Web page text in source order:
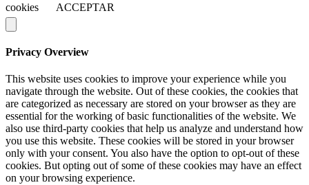
cookies
ACCEPTAR
Privacy Overview
This website uses cookies to improve your experience while you
navigate through the website. Out of these cookies, the cookies that
are categorized as necessary are stored on your browser as they are
essential for the working of basic functionalities of the website. We
also use third-party cookies that help us analyze and understand how
you use this website. These cookies will be stored in your browser
only with your consent. You also have the option to opt-out of these
cookies. But opting out of some of these cookies may have an effect
on your browsing experience.